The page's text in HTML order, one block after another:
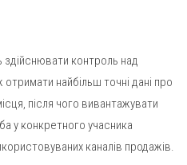
контроль над
найбільш точні дані про
після чого вивантажувати
у конкретного учасника
каналів продажів.